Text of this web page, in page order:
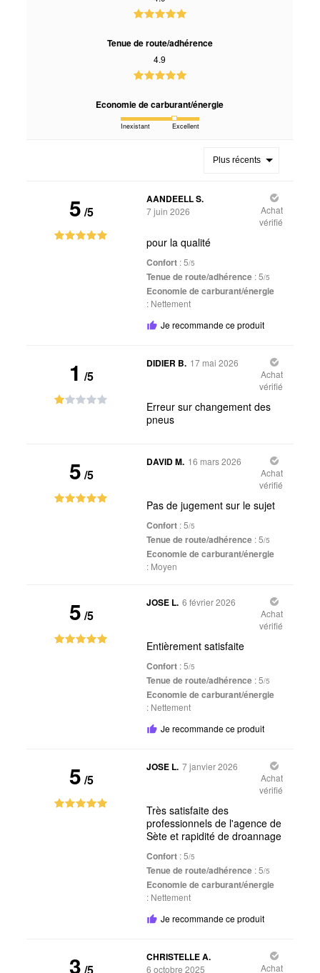
Tenue de route/adhérence
4.9
Economie de carburant/énergie
Inexistant Excellent
Plus récents
5 /5
AANDEELL S.
7 juin 2026
Achat
vérifié
pour la qualité
Confort : 5/5
Tenue de route/adhérence : 5/5
Economie de carburant/énergie
: Nettement
Je recommande ce produit
1 /5
DIDIER B. 17 mai 2026
Achat
vérifié
Erreur sur changement des
pneus
5 /5
DAVID M. 16 mars 2026
Achat
vérifié
Pas de jugement sur le sujet
Confort : 5/5
Tenue de route/adhérence : 5/5
Economie de carburant/énergie
: Moyen
5 /5
JOSE L. 6 février 2026
Achat
vérifié
Entièrement satisfaite
Confort : 5/5
Tenue de route/adhérence : 5/5
Economie de carburant/énergie
: Nettement
Je recommande ce produit
5 /5
JOSE L. 7 janvier 2026
Achat
vérifié
Très satisfaite des
professionnels de l'agence de
Sète et rapidité de droannage
Confort : 5/5
Tenue de route/adhérence : 5/5
Economie de carburant/énergie
: Nettement
Je recommande ce produit
3 /5
CHRISTELLE A.
6 octobre 2025 Achat